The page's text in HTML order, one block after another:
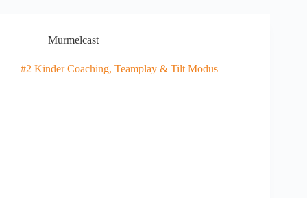
Murmelcast
#2 Kinder Coaching, Teamplay & Tilt Modus